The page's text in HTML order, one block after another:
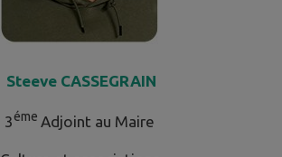
Steeve CASSEGRAIN
3éme Adjoint au Maire